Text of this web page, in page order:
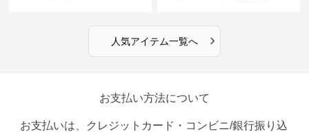
人気アイテム一覧へ ›
お支払い方法について
お支払いは、クレジットカード・コンビニ/銀行振り込